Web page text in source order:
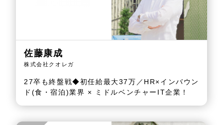
佐藤康成
株式会社クオレガ
27卒も終盤戦◆初任給最大37万／HR×インバウン
ド(食・宿泊)業界 × ミドルベンチャーIT企業！